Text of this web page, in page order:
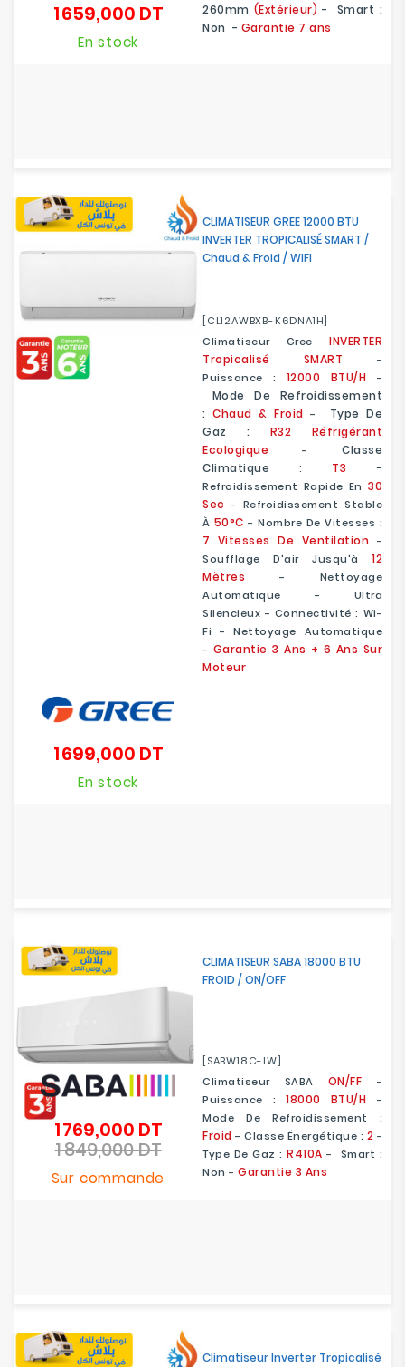
260mm (Extérieur) - Smart :
Non - Garantie 7 ans
1 659,000 DTPrix
En stock
CLIMATISEUR GREE 12000 BTU
INVERTER TROPICALISÉ SMART /
Chaud & Froid / WIFI
[CL12AWBXB-K6DNA1H]
Climatiseur Gree INVERTER
Tropicalisé SMART -
Puissance : 12000 BTU/H -
Mode De Refroidissement
: Chaud & Froid -
Type De
Gaz : R32 Réfrigérant
Ecologique
- Classe
Climatique
: T3-
Refroidissement Rapide En 30
Sec - Refroidissement Stable
À 50°C - Nombre De Vitesses :
7 Vitesses De Ventilation -
Soufflage D'air Jusqu'à 12
Mètres - Nettoyage
Automatique - Ultra
Silencieux - Connectivité : Wi-
Fi - Nettoyage Automatique
- Garantie 3 Ans + 6 Ans Sur
Moteur
1 699,000 DTPrix
En stock
CLIMATISEUR SABA 18000 BTU
FROID / ON/OFF
[SABW18C-IW]
Climatiseur SABA ON/FF -
Puissance :18000 BTU/H -
Mode De Refroidissement :
Froid - Classe Énergétique : 2 -
Type De Gaz : R410A - Smart :
Non - Garantie 3 Ans
1 769,000 DTPrix
de
1 849,000 DTPrix
Sur commande
Climatiseur Inverter Tropicalisé